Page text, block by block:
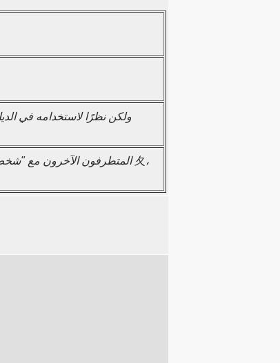
كثيرا ما تستخدم في التفسيرات كشخص جالس. (المتطرفون